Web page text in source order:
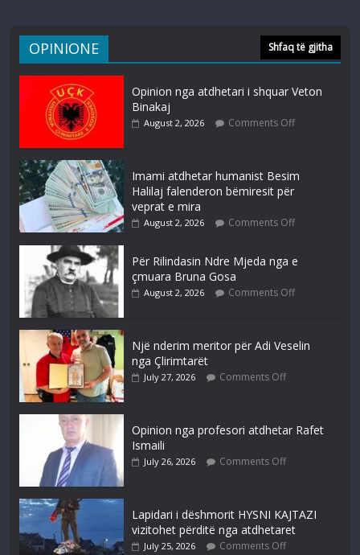
OPINIONE Shfaq të gjitha
Opinion nga atdhetari i shquar Veton
Binakaj
August 2, 2026 Comments Off
Imami atdhetar humanist Besim
Halilaj falenderon bëmiresit për
veprat e mira
August 2, 2026 Comments Off
Për Rilindasin Ndre Mjeda nga e
çmuara Bruna Gosa
August 2, 2026 Comments Off
Një nderim meritor për Adi Veselin
nga Çlirimtarët
July 27, 2026 Comments Off
Opinion nga profesori atdhetar Rafet
Ismaili
July 26, 2026 Comments Off
Lapidari i dëshmorit HYSNI KAJTAZI
vizitohet përditë nga atdhetaret
July 25, 2026 Comments Off